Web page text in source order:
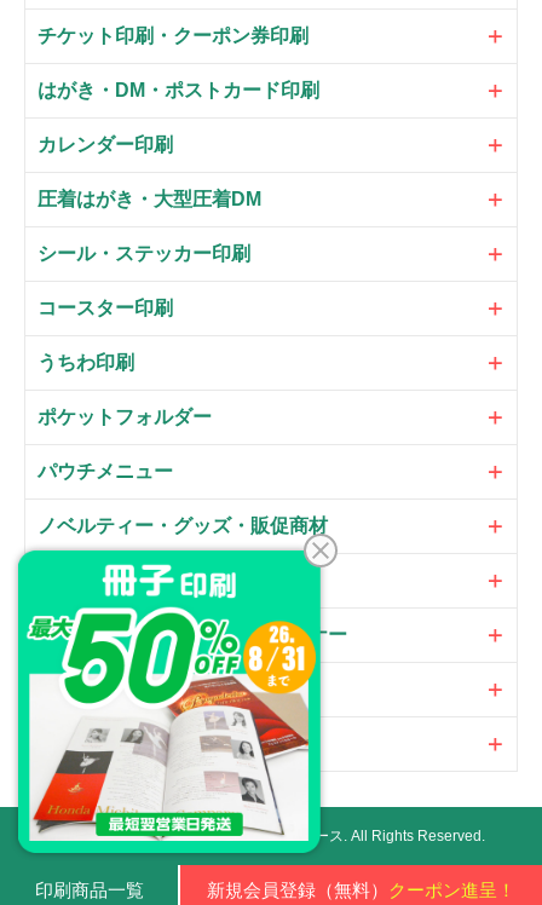
チケット印刷・クーポン券印刷
はがき・DM・ポストカード印刷
カレンダー印刷
圧着はがき・大型圧着DM
シール・ステッカー印刷
コースター印刷
うちわ印刷
ポケットフォルダー
パウチメニュー
ノベルティー・グッズ・販促商材
大判パネル・サイン・POP
のぼり・フラッグ・横断幕・バナー
オプション
Copyright ©ネット印刷通販プリントアース. All Rights Reserved.
印刷商品一覧 新規会員登録（無料） クーポン進呈！